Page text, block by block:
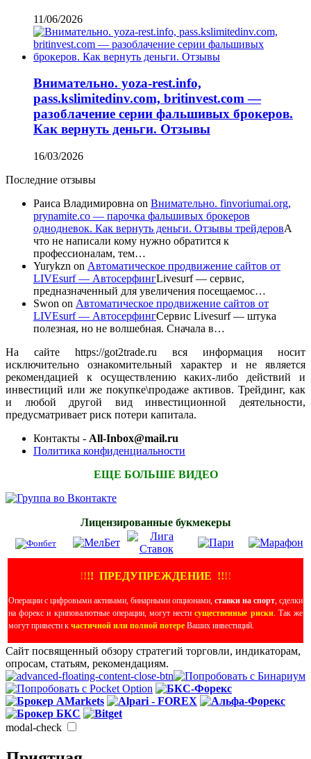
11/06/2026
Внимательно. yoza-rest.info,
pass.kslimitedinv.com, britinvest.com —
разоблачение серии фальшивых брокеров.
Как вернуть деньги. Отзывы
16/03/2026
Последние отзывы
Раиса Владимировна on Внимательно. finvoriumai.org,
prynamite.co — парочка фальшивых брокеров
однодневок. Как вернуть деньги. Отзывы трейдеровА
что не написали кому нужно обратится к
профессионалам, тем…
Yurykzn on Автоматическое продвижение сайтов от
LIVEsurf — АвтосерфингLivesurf — сервис,
предназначенный для увеличения посещаемос…
Swon on Автоматическое продвижение сайтов от
LIVEsurf — АвтосерфингСервис Livesurf — штука
полезная, но не волшебная. Сначала в…
На сайте https://got2trade.ru вся информация носит
исключительно ознакомительный характер и не является
рекомендацией к осуществлению каких-либо действий и
инвестиций или же покупке\продаже активов. Трейдинг, как
и любой другой вид инвестиционной деятельности,
предусматривает риск потери капитала.
Контакты - All-Inbox@mail.ru
Политика конфиденциальности
ЕЩЕ БОЛЬШЕ ВИДЕО
Лицензированные букмекеры
!!!! ПРЕДУПРЕЖДЕНИЕ !!!!
Операции с цифровыми активами, бинарными опционами, ставки на спорт, сделки
на форекс и криповалютные операции, могут нестисущественные риски. Так же
могут привести к частичной или полной потере Ваших инвестиций.
Сайт посвященный обзору стратегий торговли, индикаторам,
опросам, статьям, рекомендациям.
modal-check